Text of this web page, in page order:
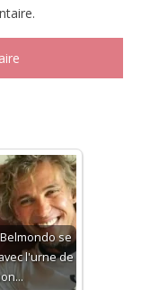
se
l'urne de